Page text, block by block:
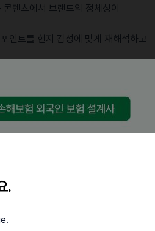
.
텐츠에서 브랜드의 정체성이
인트를 현지 감성에 맞게 재해석하고
영 효율성을 높입니다.
습니다.
미지 편집 툴을 능숙하게 활용하여
널별 최적화된 콘텐츠를 제안할 수